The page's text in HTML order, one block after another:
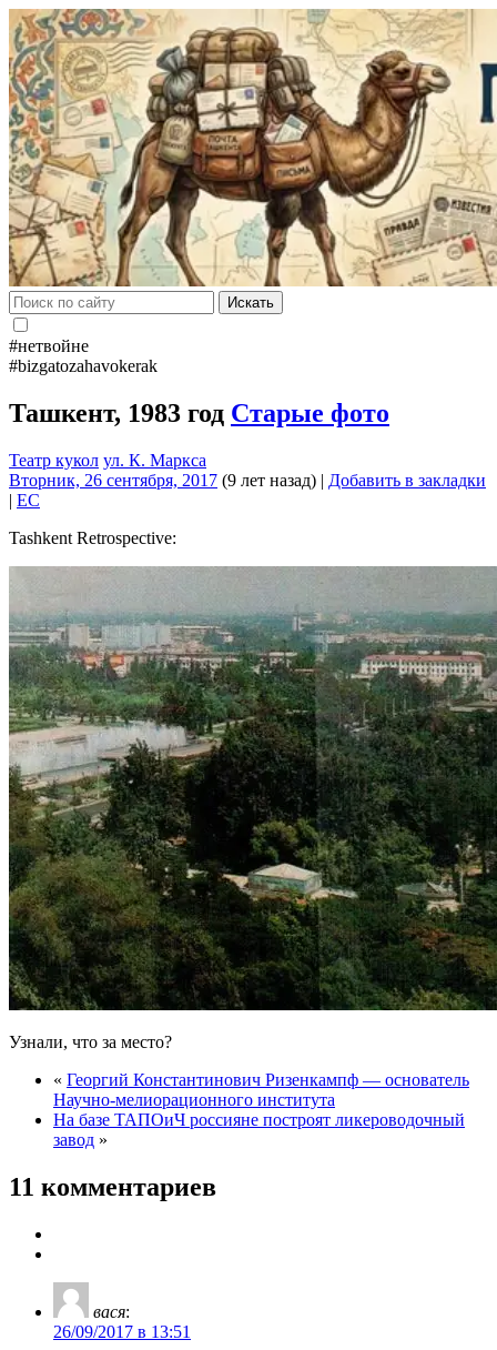
Искать
#нетвойне
#bizgatozahavokerak
Ташкент, 1983 год Старые фото
Театр кукол ул. К. Маркса
Вторник, 26 сентября, 2017 (9 лет назад) | Добавить в закладки
| EC
Tashkent Retrospective:
Узнали, что за место?
« Георгий Константинович Ризенкампф — основатель
Научно-мелиорационного института
На базе ТАПОиЧ россияне построят ликероводочный
завод »
11 комментариев
вася:
26/09/2017 в 13:51